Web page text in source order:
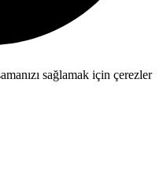
sağlamak için çerezler